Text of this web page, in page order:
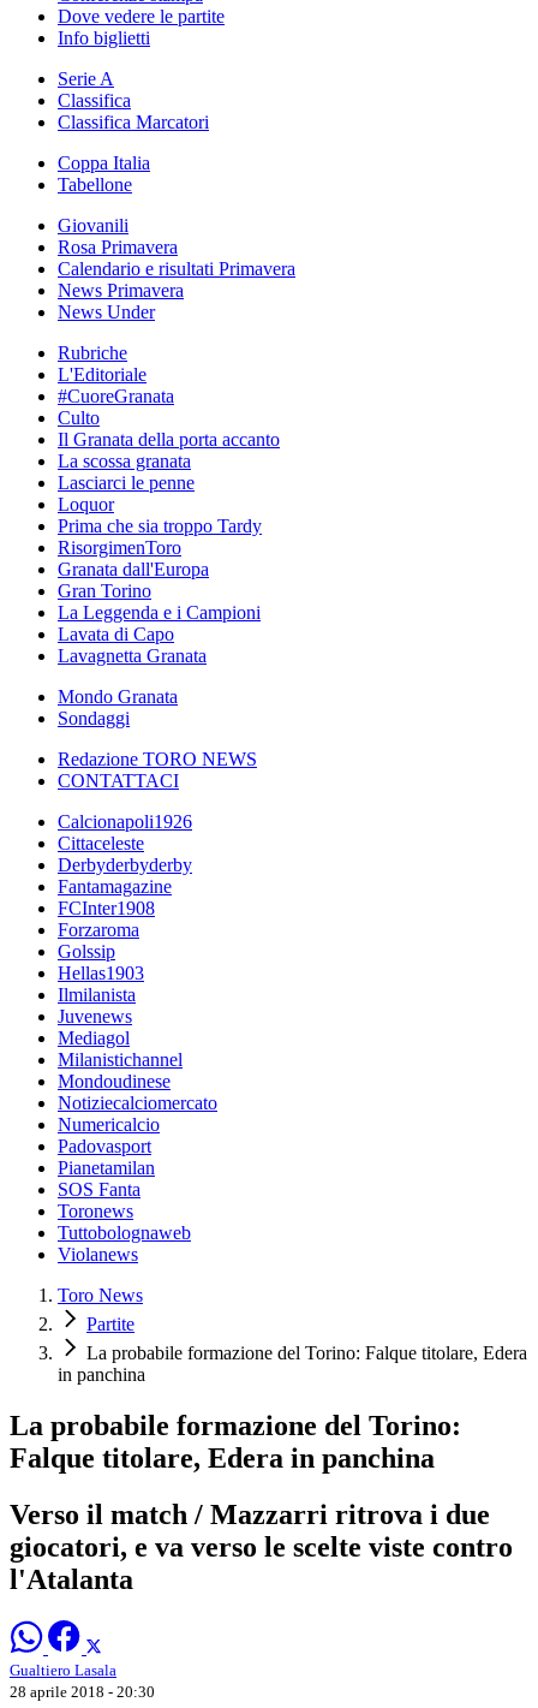
Dove vedere le partite
Info biglietti
Serie A
Classifica
Classifica Marcatori
Coppa Italia
Tabellone
Giovanili
Rosa Primavera
Calendario e risultati Primavera
News Primavera
News Under
Rubriche
L'Editoriale
#CuoreGranata
Culto
Il Granata della porta accanto
La scossa granata
Lasciarci le penne
Loquor
Prima che sia troppo Tardy
RisorgimenToro
Granata dall'Europa
Gran Torino
La Leggenda e i Campioni
Lavata di Capo
Lavagnetta Granata
Mondo Granata
Sondaggi
Redazione TORO NEWS
CONTATTACI
Calcionapoli1926
Cittaceleste
Derbyderbyderby
Fantamagazine
FCInter1908
Forzaroma
Golssip
Hellas1903
Ilmilanista
Juvenews
Mediagol
Milanistichannel
Mondoudinese
Notiziecalciomercato
Numericalcio
Padovasport
Pianetamilan
SOS Fanta
Toronews
Tuttobolognaweb
Violanews
Toro News
Partite
La probabile formazione del Torino: Falque titolare, Edera
in panchina
La probabile formazione del Torino:
Falque titolare, Edera in panchina
Verso il match / Mazzarri ritrova i due
giocatori, e va verso le scelte viste contro
l'Atalanta
Gualtiero Lasala
28 aprile 2018 - 20:30